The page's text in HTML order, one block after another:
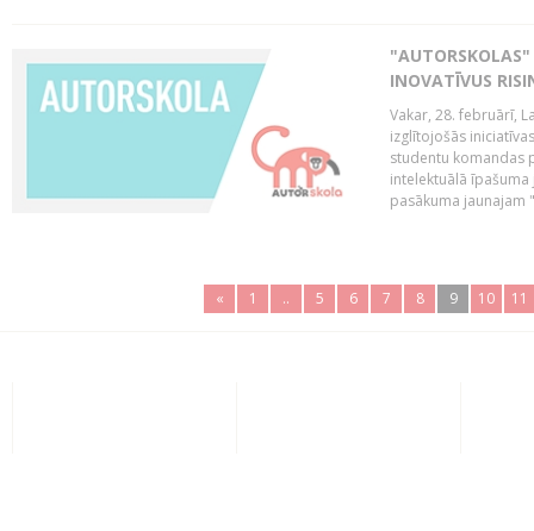
INOVATĪVUS
Vakar, 28. februārī,
izglītojošās
studentu komandas
intelektuālā
pasākuma jaunajam
« 1 .. 5 6 7 8 9 10 11